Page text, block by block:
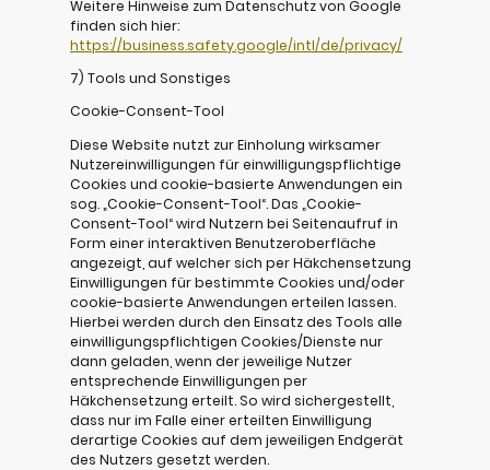
Weitere Hinweise zum Datenschutz von Google
finden sich hier:
https://business.safety.google/intl/de/privacy/
7) Tools und Sonstiges
Cookie-Consent-Tool
Diese Website nutzt zur Einholung wirksamer
Nutzereinwilligungen für einwilligungspflichtige
Cookies und cookie-basierte Anwendungen ein
sog. „Cookie-Consent-Tool“. Das „Cookie-
Consent-Tool“ wird Nutzern bei Seitenaufruf in
Form einer interaktiven Benutzeroberfläche
angezeigt, auf welcher sich per Häkchensetzung
Einwilligungen für bestimmte Cookies und/oder
cookie-basierte Anwendungen erteilen lassen.
Hierbei werden durch den Einsatz des Tools alle
einwilligungspflichtigen Cookies/Dienste nur
dann geladen, wenn der jeweilige Nutzer
entsprechende Einwilligungen per
Häkchensetzung erteilt. So wird sichergestellt,
dass nur im Falle einer erteilten Einwilligung
derartige Cookies auf dem jeweiligen Endgerät
des Nutzers gesetzt werden.